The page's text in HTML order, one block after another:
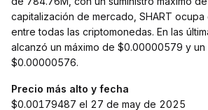
capitalización de mercado, SHART
entre todas las criptomonedas. En las
alcanzó un máximo de $0.00000579 y un
$0.00000576.
Precio más alto y fecha
$0.00179487 el 27 de may de 2025